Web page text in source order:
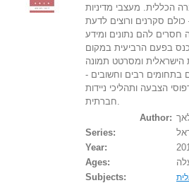
הכללית. מעצבי מדיניות
כולם סקרנים ורוצים לדעת
להם נתונים ומידע
מהימן ועקבי. שנתון החברה החרדית בישראל 2019 מכנס בפעם הרביעית במקום
ומסרטט תמונה
בתחומים רבים וחשובים -
הצבעה ותהליכי ניידות
חברתית.
Author:
Series:
Year:
Ages:
Subjects: